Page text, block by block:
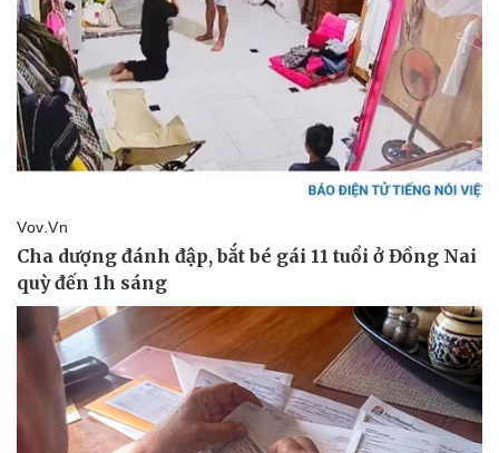
Thể thao
Bóng đá
Thế giới thể thao
eSports
Hậu trường
Ô tô - Xe máy
Ô tô
Xe máy